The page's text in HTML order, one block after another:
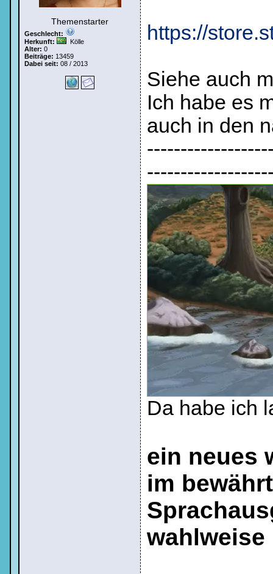
Themenstarter
Geschlecht:
Herkunft:
Kölle
Alter: 0
Beiträge: 13459
Dabei seit: 08 / 2013
https://
Siehe auch
Ich habe es
auch in den
Da habe ich
ein neues
im